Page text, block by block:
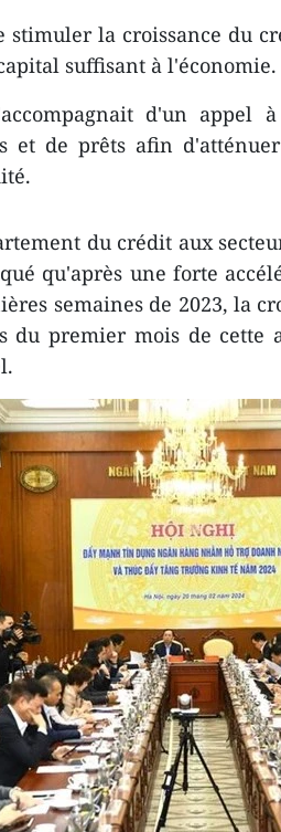
stimuler la croissance du
suffisant à l'économie.
d'un appel
et de prêts afin
du crédit aux
qu'après une forte
semaines de 2023, la
du premier mois de cette